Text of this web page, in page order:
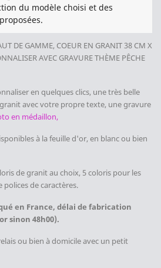
du modèle choisi et des
DE GAMME, COEUR EN GRANIT 38 CM X
AVEC GRAVURE THÈME PÊCHE
en quelques clics, une très belle
avec votre propre texte, une gravure
en médaillon,
à la feuille d'or, en blanc ou bien
de granit au choix, 5 coloris pour les
de caractères.
en France, délai de fabrication
sinon 48h00).
ou bien à domicile avec un petit